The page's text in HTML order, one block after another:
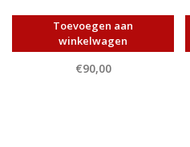
Toevoegen aan
winkelwagen
€90,00